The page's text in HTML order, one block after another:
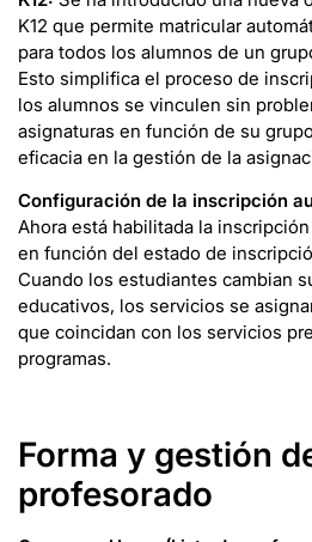
K12 que permite matricular
para todos los alumnos de un
Esto simplifica el proceso de
los alumnos se vinculen sin
asignaturas en función de su
eficacia en la gestión de la
Configuración de la inscripción
Ahora está habilitada la
en función del estado de
Cuando los estudiantes cambian
educativos, los servicios se
que coincidan con los servicios
programas.
Forma y gestión
profesorado